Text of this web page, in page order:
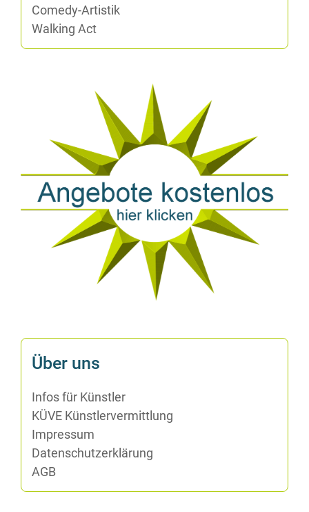
Co­me­dy-Ar­tis­tik
Wal­king Act
Über uns
In­fos für Künstler
KÜVE Künst­ler­ver­mitt­lung
Im­pres­sum
Da­ten­schutz­er­klä­rung
AGB